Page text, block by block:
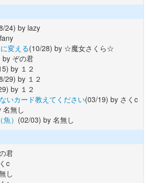
24) by lazy
変える(10/28) by ☆魔女さくら☆
by ぞの君
by １２
29) by １２
by １２
いカード教えてください(03/19) by さくc
名無し
） (02/03) by 名無し
君
c
し